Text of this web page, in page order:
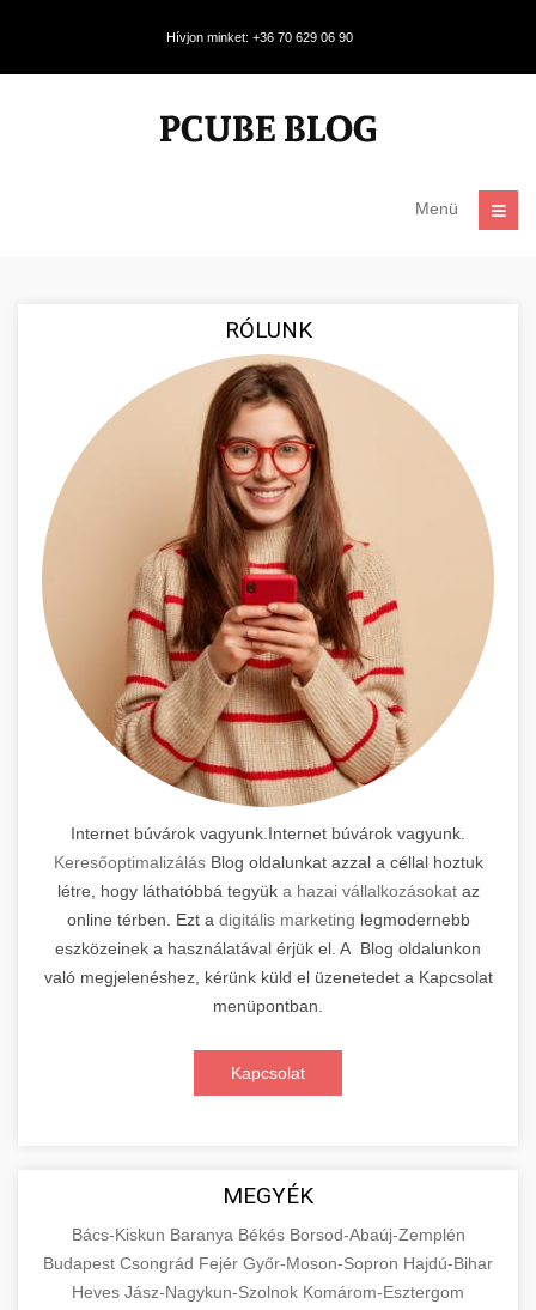
Hívjon minket: +36 70 629 06 90
Menü
RÓLUNK
Internet búvárok vagyunk.Internet búvárok vagyunk.
KeresőoptimalizálásBlog oldalunkat azzal a céllal hoztuk
létre, hogy láthatóbbá tegyük a hazai vállalkozásokataz
online térben. Ezt a digitális marketing legmodernebb
eszközeinek a használatával érjük el. A Blog oldalunkon
való megjelenéshez, kérünk küld el üzenetedet a Kapcsolat
menüpontban.
Kapcsolat
MEGYÉK
Bács-Kiskun Baranya Békés Borsod-Abaúj-Zemplén
Budapest Csongrád Fejér Győr-Moson-Sopron Hajdú-Bihar
Heves Jász-Nagykun-Szolnok Komárom-Esztergom